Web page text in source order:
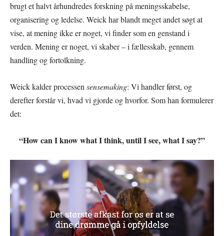
brugt et halvt århundredes forskning på meningsskabelse,
organisering og ledelse. Weick har blandt meget andet søgt at
vise, at mening ikke er noget, vi finder som en genstand i
verden. Mening er noget, vi skaber – i fællesskab, gennem
handling og fortolkning.
Weick kalder processen sensemaking: Vi handler først, og
derefter forstår vi, hvad vi gjorde og hvorfor. Som han formulerer
det:
“How can I know what I think, until I see, what I say?”